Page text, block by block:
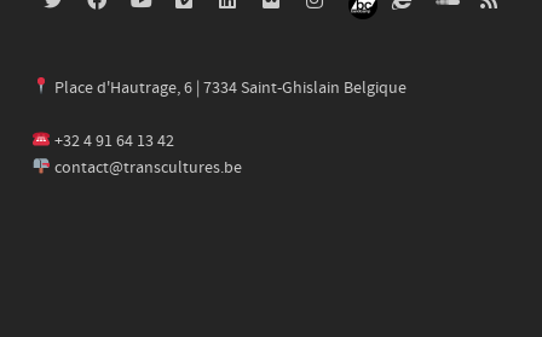
Place d'Hautrage, 6 | 7334 Saint-Ghislain Belgique
+32 4 91 64 13 42
contact@transcultures.be